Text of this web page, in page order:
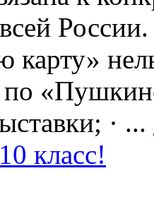
· ...
класс!